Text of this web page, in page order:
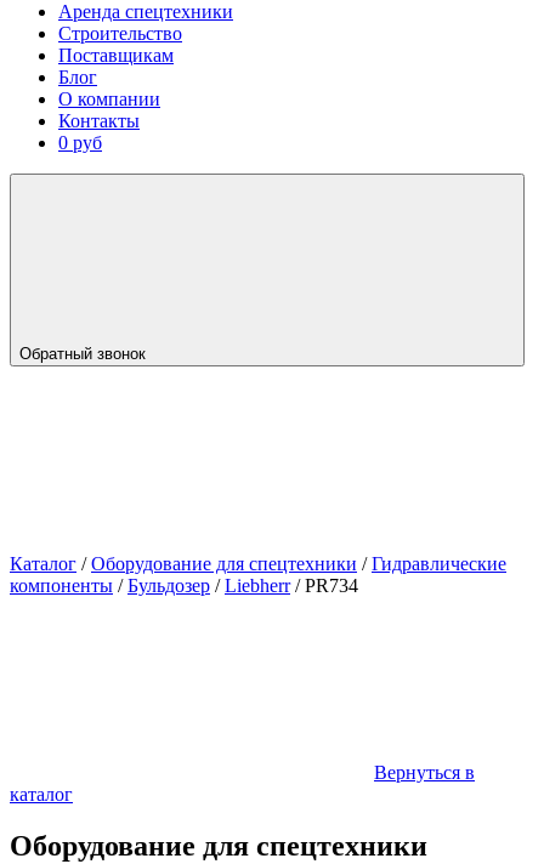
Аренда спецтехники
Строительство
Поставщикам
Блог
О компании
Контакты
0 руб
Обратный звонок
Каталог /Оборудование для спецтехники /Гидравлические
компоненты /Бульдозер /Liebherr/PR734
Вернуться в
каталог
Оборудование для спецтехники